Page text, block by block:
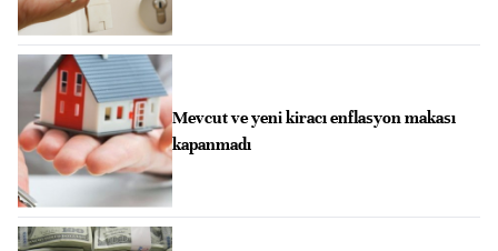
Mevcut ve yeni kiracı enflasyon makası
kapanmadı